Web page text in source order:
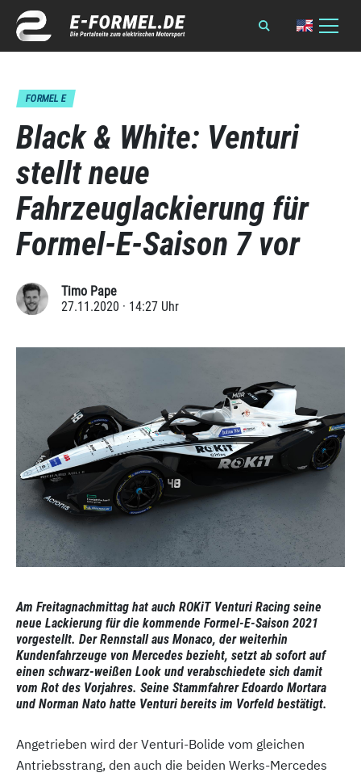
FORMEL E
Black & White: Venturi
stellt neue
Fahrzeuglackierung für
Formel-E-Saison 7 vor
Timo Pape
27.11.2020 · 14:27 Uhr
Am Freitagnachmittag hat auch ROKiT Venturi Racing seine
neue Lackierung für die kommende Formel-E-Saison 2021
vorgestellt. Der Rennstall aus Monaco, der weiterhin
Kundenfahrzeuge von Mercedes bezieht, setzt ab sofort auf
einen schwarz-weißen Look und verabschiedete sich damit
vom Rot des Vorjahres. Seine Stammfahrer Edoardo Mortara
und Norman Nato hatte Venturi bereits im Vorfeld bestätigt.
Angetrieben wird der Venturi-Bolide vom gleichen
Antriebsstrang, den auch die beiden Werks-Mercedes